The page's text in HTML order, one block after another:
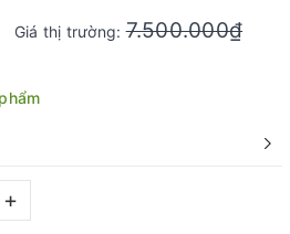
Giá thị trường:7.500.000₫
+